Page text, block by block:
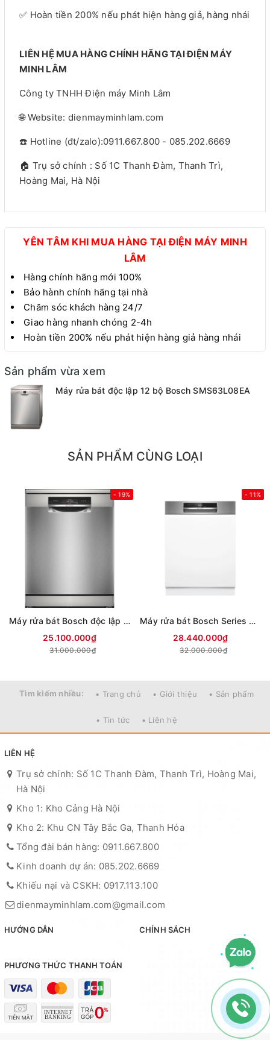
✅ Hoàn tiền 200% nếu phát hiện hàng giả, hàng nhái
LIÊN HỆ MUA HÀNG CHÍNH HÃNG TẠI ĐIỆN MÁY
MINH LÂM
Công ty TNHH Điện máy Minh Lâm
🌐 Website: dienmayminhlam.com
☎️ Hotline (đt/zalo):0911.667.800 - 085.202.6669
🏠 Trụ sở chính : Số 1C Thanh Đàm, Thanh Trì,
Hoàng Mai, Hà Nội
YÊN TÂM KHI MUA HÀNG TẠI ĐIỆN MÁY MINH
LÂM
Hàng chính hãng mới 100%
Bảo hành chính hãng tại nhà
Chăm sóc khách hàng 24/7
Giao hàng nhanh chóng 2-4h
Hoàn tiền 200% nếu phát hiện hàng giả hàng nhái
Sản phẩm vừa xem
Máy rửa bát độc lập 12 bộ Bosch SMS63L08EA
SẢN PHẨM CÙNG LOẠI
- 19%
Máy rửa bát Bosch độc lập SMS8TCI04E
25.100.000₫
31.000.000₫
- 11%
Máy rửa bát Bosch Series 8 SMI8ZDS81T (Mẫu mới)
28.440.000₫
32.000.000₫
Tìm kiếm nhiều: • Trang chủ • Giới thiệu • Sản phẩm
• Tin tức • Liên hệ
LIÊN HỆ
Trụ sở chính: Số 1C Thanh Đàm, Thanh Trì, Hoàng Mai,
Hà Nội
Kho 1: Kho Cảng Hà Nội
Kho 2: Khu CN Tây Bắc Ga, Thanh Hóa
Tổng đài bán hàng: 0911.667.800
Kinh doanh dự án: 085.202.6669
Khiếu nại và CSKH: 0917.113.100
dienmayminhlam.com@gmail.com
HƯỚNG DẪN CHÍNH SÁCH
PHƯƠNG THỨC THANH TOÁN